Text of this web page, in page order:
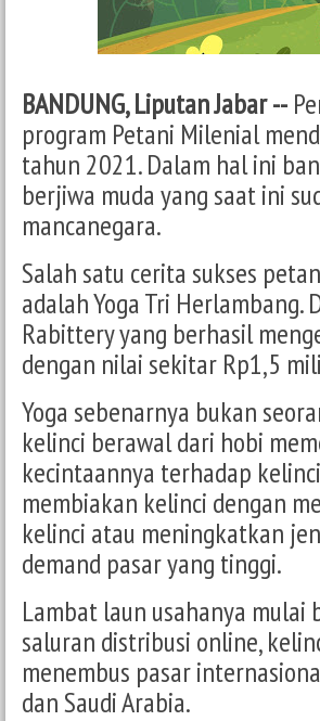
BANDUNG, Liputan Jabar --
program Petani Milenial
tahun 2021. Dalam hal ini
berjiwa muda yang saat ini
mancanegara.
Salah satu cerita sukses
adalah Yoga Tri
Rabittery yang berhasil
dengan nilai sekitar Rp1,5
Yoga sebenarnya bukan
kelinci berawal dari hobi
kecintaannya terhadap
membiakan kelinci dengan
kelinci atau meningkatkan
demand pasar yang tinggi.
Lambat laun usahanya
saluran distribusi online,
menembus pasar
dan Saudi Arabia.